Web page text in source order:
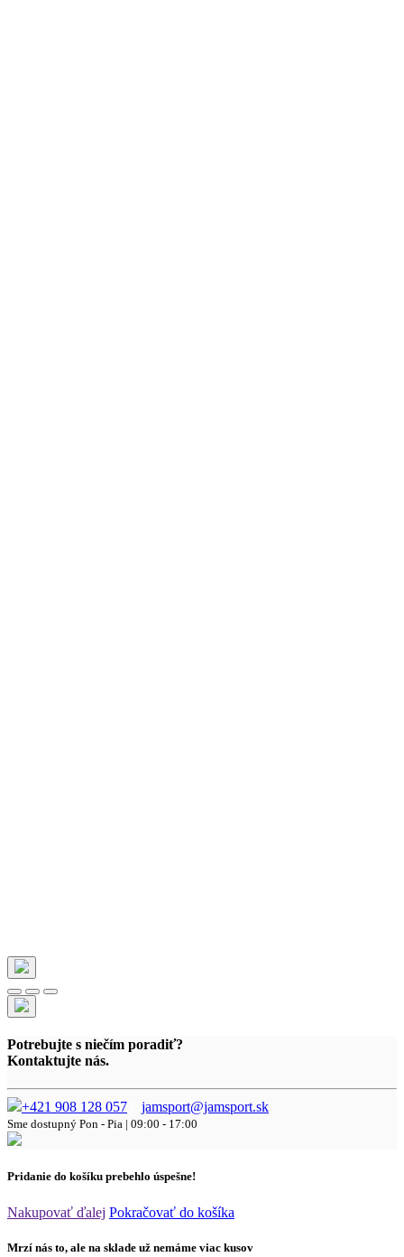
Potrebujte s niečím poradiť?
Kontaktujte nás.
+421 908 128 057 jamsport@jamsport.sk
Sme dostupný Pon - Pia | 09:00 - 17:00
Pridanie do košíku prebehlo úspešne!
Nakupovať ďalej Pokračovať do košíka
Mrzí nás to, ale na sklade už nemáme viac kusov